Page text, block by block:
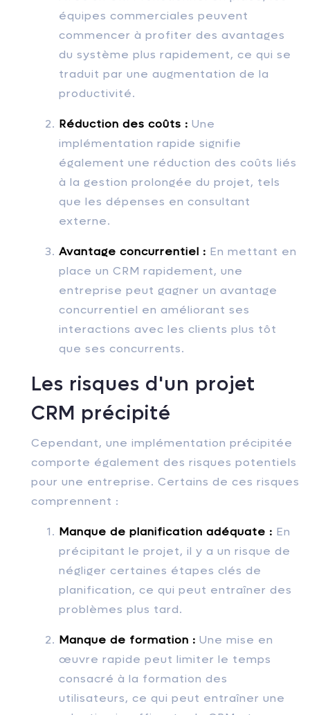
équipes commerciales peuvent
commencer à profiter des avantages
du système plus rapidement, ce qui se
traduit par une augmentation de la
productivité.
Réduction des coûts : Une
implémentation rapide signifie
également une réduction des coûts liés
à la gestion prolongée du projet, tels
que les dépenses en consultant
externe.
Avantage concurrentiel : En mettant en
place un CRM rapidement, une
entreprise peut gagner un avantage
concurrentiel en améliorant ses
interactions avec les clients plus tôt
que ses concurrents.
Les risques d'un projet
CRM précipité
Cependant, une implémentation précipitée
comporte également des risques potentiels
pour une entreprise. Certains de ces risques
comprennent :
Manque de planification adéquate : En
précipitant le projet, il y a un risque de
négliger certaines étapes clés de
planification, ce qui peut entraîner des
problèmes plus tard.
Manque de formation : Une mise en
œuvre rapide peut limiter le temps
consacré à la formation des
utilisateurs, ce qui peut entraîner une